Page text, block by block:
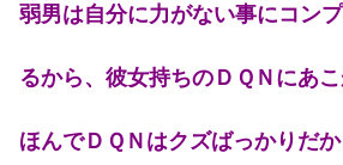
弱男は自分に力がない事にコン
るから、彼女持ちのＤＱＮにあ
ほんでＤＱＮはクズばっかりだ